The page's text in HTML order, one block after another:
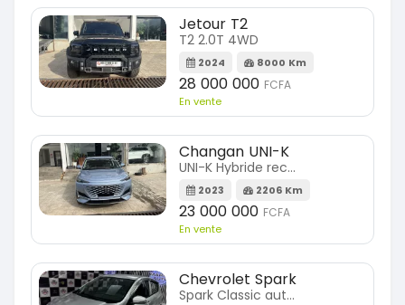
Jetour T2
T2 2.0T 4WD
2024 8000 Km
28 000 000 FCFA
En vente
Changan UNI-K
UNI-K Hybride rechargeable
2023 2206 Km
23 000 000 FCFA
En vente
Chevrolet Spark
Spark Classic automatique